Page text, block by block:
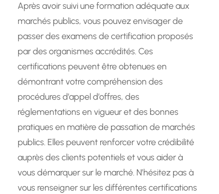
Après avoir suivi une formation adéquate aux
marchés publics, vous pouvez envisager de
passer des examens de certification proposés
par des organismes accrédités. Ces
certifications peuvent être obtenues en
démontrant votre compréhension des
procédures d’appel d’offres, des
réglementations en vigueur et des bonnes
pratiques en matière de passation de marchés
publics. Elles peuvent renforcer votre crédibilité
auprès des clients potentiels et vous aider à
vous démarquer sur le marché. N’hésitez pas à
vous renseigner sur les différentes certifications